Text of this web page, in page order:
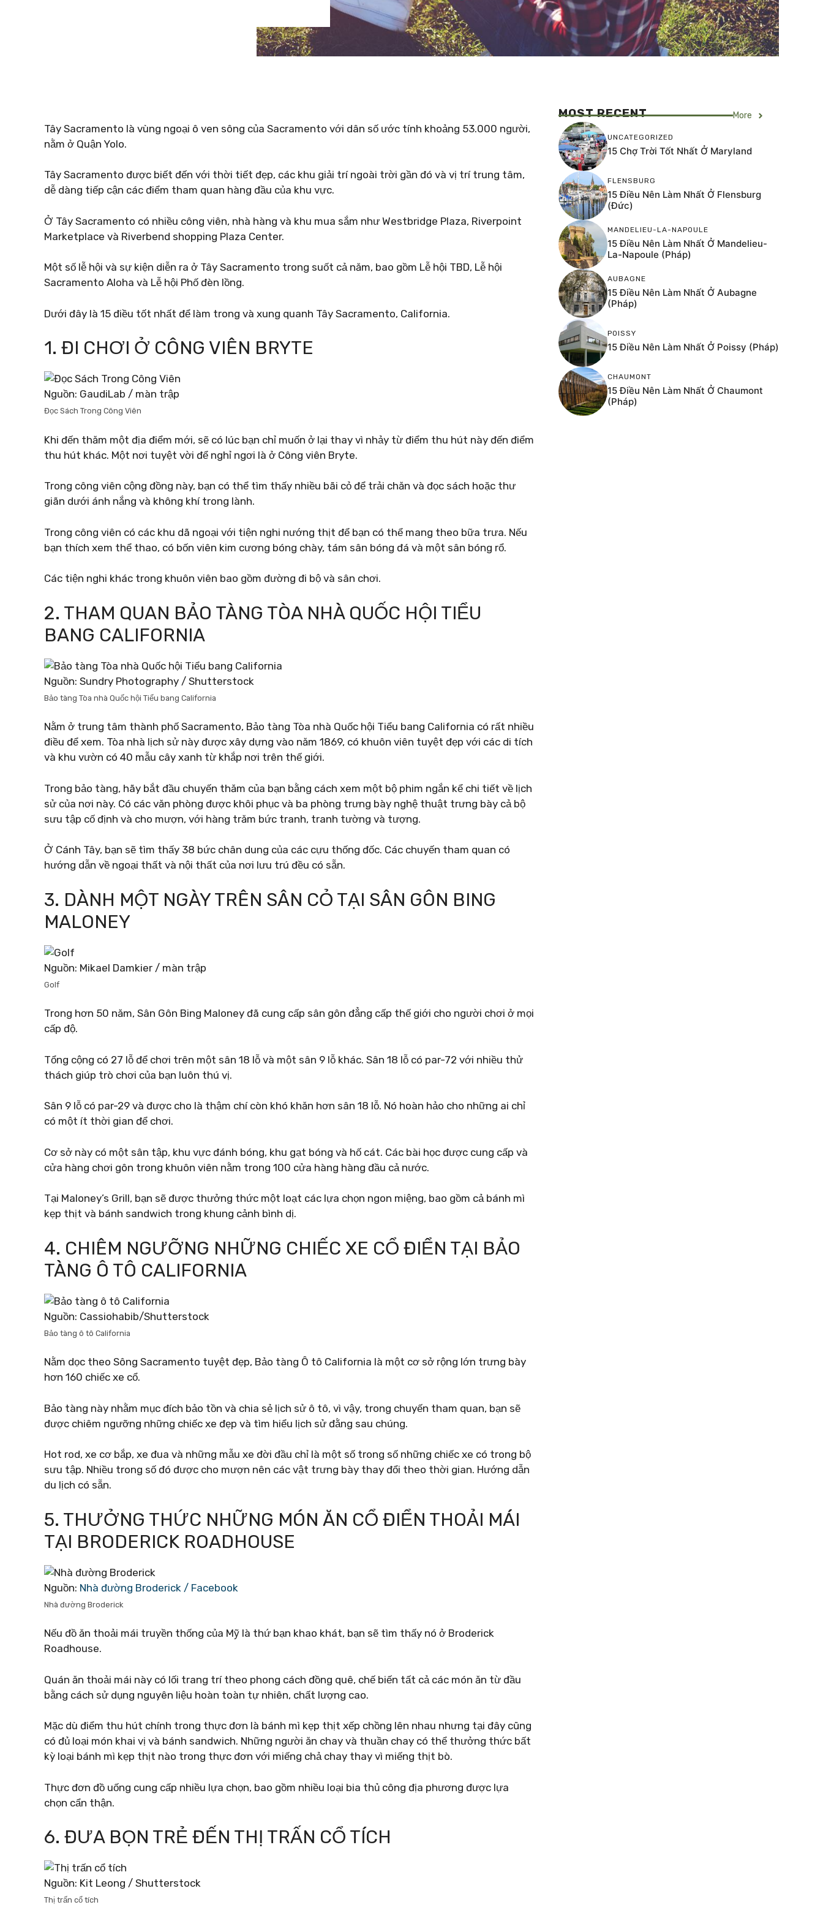
Tây Sacramento là vùng ngoại ô ven sông của Sacramento với dân số ước tính khoảng 53.000 người,
nằm ở Quận Yolo.
Tây Sacramento được biết đến với thời tiết đẹp, các khu giải trí ngoài trời gần đó và vị trí trung tâm,
dễ dàng tiếp cận các điểm tham quan hàng đầu của khu vực.
Ở Tây Sacramento có nhiều công viên, nhà hàng và khu mua sắm như Westbridge Plaza, Riverpoint
Marketplace và Riverbend shopping Plaza Center.
Một số lễ hội và sự kiện diễn ra ở Tây Sacramento trong suốt cả năm, bao gồm Lễ hội TBD, Lễ hội
Sacramento Aloha và Lễ hội Phố đèn lồng.
Dưới đây là 15 điều tốt nhất để làm trong và xung quanh Tây Sacramento, California.
1. ĐI CHƠI Ở CÔNG VIÊN BRYTE
Nguồn: GaudiLab / màn trập
Đọc Sách Trong Công Viên
Khi đến thăm một địa điểm mới, sẽ có lúc bạn chỉ muốn ở lại thay vì nhảy từ điểm thu hút này đến điểm
thu hút khác. Một nơi tuyệt vời để nghỉ ngơi là ở Công viên Bryte.
Trong công viên cộng đồng này, bạn có thể tìm thấy nhiều bãi cỏ để trải chăn và đọc sách hoặc thư
giãn dưới ánh nắng và không khí trong lành.
Trong công viên có các khu dã ngoại với tiện nghi nướng thịt để bạn có thể mang theo bữa trưa. Nếu
bạn thích xem thể thao, có bốn viên kim cương bóng chày, tám sân bóng đá và một sân bóng rổ.
Các tiện nghi khác trong khuôn viên bao gồm đường đi bộ và sân chơi.
2. THAM QUAN BẢO TÀNG TÒA NHÀ QUỐC HỘI TIỂU
BANG CALIFORNIA
Nguồn: Sundry Photography / Shutterstock
Bảo tàng Tòa nhà Quốc hội Tiểu bang California
Nằm ở trung tâm thành phố Sacramento, Bảo tàng Tòa nhà Quốc hội Tiểu bang California có rất nhiều
điều để xem. Tòa nhà lịch sử này được xây dựng vào năm 1869, có khuôn viên tuyệt đẹp với các di tích
và khu vườn có 40 mẫu cây xanh từ khắp nơi trên thế giới.
Trong bảo tàng, hãy bắt đầu chuyến thăm của bạn bằng cách xem một bộ phim ngắn kể chi tiết về lịch
sử của nơi này. Có các văn phòng được khôi phục và ba phòng trưng bày nghệ thuật trưng bày cả bộ
sưu tập cố định và cho mượn, với hàng trăm bức tranh, tranh tường và tượng.
Ở Cánh Tây, bạn sẽ tìm thấy 38 bức chân dung của các cựu thống đốc. Các chuyến tham quan có
hướng dẫn về ngoại thất và nội thất của nơi lưu trú đều có sẵn.
3. DÀNH MỘT NGÀY TRÊN SÂN CỎ TẠI SÂN GÔN BING
MALONEY
Nguồn: Mikael Damkier / màn trập
Golf
Trong hơn 50 năm, Sân Gôn Bing Maloney đã cung cấp sân gôn đẳng cấp thế giới cho người chơi ở mọi
cấp độ.
Tổng cộng có 27 lỗ để chơi trên một sân 18 lỗ và một sân 9 lỗ khác. Sân 18 lỗ có par-72 với nhiều thử
thách giúp trò chơi của bạn luôn thú vị.
Sân 9 lỗ có par-29 và được cho là thậm chí còn khó khăn hơn sân 18 lỗ. Nó hoàn hảo cho những ai chỉ
có một ít thời gian để chơi.
Cơ sở này có một sân tập, khu vực đánh bóng, khu gạt bóng và hố cát. Các bài học được cung cấp và
cửa hàng chơi gôn trong khuôn viên nằm trong 100 cửa hàng hàng đầu cả nước.
Tại Maloney’s Grill, bạn sẽ được thưởng thức một loạt các lựa chọn ngon miệng, bao gồm cả bánh mì
kẹp thịt và bánh sandwich trong khung cảnh bình dị.
4. CHIÊM NGƯỠNG NHỮNG CHIẾC XE CỔ ĐIỂN TẠI BẢO
TÀNG Ô TÔ CALIFORNIA
Nguồn: Cassiohabib/Shutterstock
Bảo tàng ô tô California
Nằm dọc theo Sông Sacramento tuyệt đẹp, Bảo tàng Ô tô California là một cơ sở rộng lớn trưng bày
hơn 160 chiếc xe cổ.
Bảo tàng này nhằm mục đích bảo tồn và chia sẻ lịch sử ô tô, vì vậy, trong chuyến tham quan, bạn sẽ
được chiêm ngưỡng những chiếc xe đẹp và tìm hiểu lịch sử đằng sau chúng.
Hot rod, xe cơ bắp, xe đua và những mẫu xe đời đầu chỉ là một số trong số những chiếc xe có trong bộ
sưu tập. Nhiều trong số đó được cho mượn nên các vật trưng bày thay đổi theo thời gian. Hướng dẫn
du lịch có sẵn.
5. THƯỞNG THỨC NHỮNG MÓN ĂN CỔ ĐIỂN THOẢI MÁI
TẠI BRODERICK ROADHOUSE
Nguồn: Nhà đường Broderick / Facebook
Nhà đường Broderick
Nếu đồ ăn thoải mái truyền thống của Mỹ là thứ bạn khao khát, bạn sẽ tìm thấy nó ở Broderick
Roadhouse.
Quán ăn thoải mái này có lối trang trí theo phong cách đồng quê, chế biến tất cả các món ăn từ đầu
bằng cách sử dụng nguyên liệu hoàn toàn tự nhiên, chất lượng cao.
Mặc dù điểm thu hút chính trong thực đơn là bánh mì kẹp thịt xếp chồng lên nhau nhưng tại đây cũng
có đủ loại món khai vị và bánh sandwich. Những người ăn chay và thuần chay có thể thưởng thức bất
kỳ loại bánh mì kẹp thịt nào trong thực đơn với miếng chả chay thay vì miếng thịt bò.
Thực đơn đồ uống cung cấp nhiều lựa chọn, bao gồm nhiều loại bia thủ công địa phương được lựa
chọn cẩn thận.
6. ĐƯA BỌN TRẺ ĐẾN THỊ TRẤN CỔ TÍCH
Nguồn: Kit Leong / Shutterstock
Thị trấn cổ tích
MOST RECENT More
UNCATEGORIZED
15 Chợ Trời Tốt Nhất Ở Maryland
FLENSBURG
15 Điều Nên Làm Nhất Ở Flensburg
(Đức)
MANDELIEU-LA-NAPOULE
15 Điều Nên Làm Nhất Ở Mandelieu-
La-Napoule (Pháp)
AUBAGNE
15 Điều Nên Làm Nhất Ở Aubagne
(Pháp)
POISSY
15 Điều Nên Làm Nhất Ở Poissy (Pháp)
CHAUMONT
15 Điều Nên Làm Nhất Ở Chaumont
(Pháp)